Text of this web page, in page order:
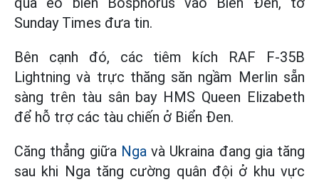
Sunday Times đưa tin.
Bên cạnh đó, các tiêm kích RAF F-35B
Lightning và trực thăng săn ngầm Merlin sẵn
sàng trên tàu sân bay HMS Queen Elizabeth
để hỗ trợ các tàu chiến ở Biển Đen.
Căng thẳng giữa Ngavà Ukraina đang gia tăng
sau khi Nga tăng cường quân đội ở khu vực